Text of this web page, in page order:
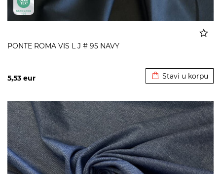
PONTE ROMA VIS L J # 95 NAVY
5,53 eur Stavi u korpu